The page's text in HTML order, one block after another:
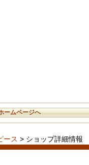
ームページへ
ース > ショップ詳細情報